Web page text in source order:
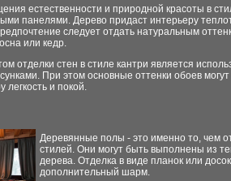
естественности и природной красоты в
панелями. Дерево придаст интерьеру
следует отдать натуральным
или кедр.
отделки стен в стиле кантри является
При этом основные оттенки обоев
легкость и покой.
Деревянные полы - это именно то, чем
стилей. Они могут быть выполнены из
дерева. Отделка в виде планок или
дополнительный шарм.